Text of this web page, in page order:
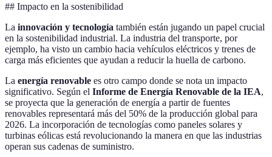
## Impacto en la sostenibilidad
La innovación y tecnología también están jugando un papel crucial
en la sostenibilidad industrial. La industria del transporte, por
ejemplo, ha visto un cambio hacia vehículos eléctricos y trenes de
carga más eficientes que ayudan a reducir la huella de carbono.
La energía renovable es otro campo donde se nota un impacto
significativo. Según el Informe de Energía Renovable de la IEA,
se proyecta que la generación de energía a partir de fuentes
renovables representará más del 50% de la producción global para
2026. La incorporación de tecnologías como paneles solares y
turbinas eólicas está revolucionando la manera en que las industrias
operan sus cadenas de suministro.